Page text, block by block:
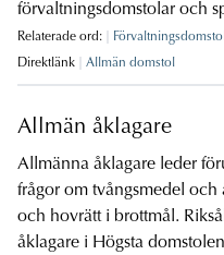
förvaltningsdomstolar och
Relaterade ord: Förvaltningsdomstol
Direktlänk
Allmän domstol
Allmän åklagare
Allmänna åklagare leder
frågor om tvångsmedel och
och hovrätt i brottmål.
åklagare i Högsta